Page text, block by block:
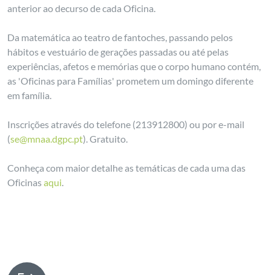
anterior ao decurso de cada Oficina.
Da matemática ao teatro de fantoches, passando pelos
hábitos e vestuário de gerações passadas ou até pelas
experiências, afetos e memórias que o corpo humano contém,
as 'Oficinas para Famílias' prometem um domingo diferente
em família.
Inscrições através do telefone (213912800) ou por e-mail
(se@mnaa.dgpc.pt). Gratuito.
Conheça com maior detalhe as temáticas de cada uma das
Oficinasaqui.